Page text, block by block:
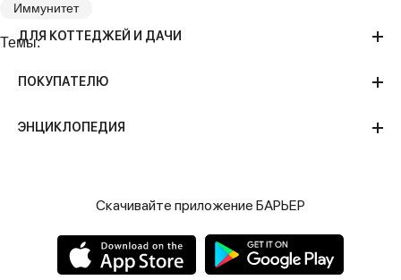
Иммунитет
Темы:ДЛЯ КОТТЕДЖЕЙ И ДАЧИ
ПОКУПАТЕЛЮ
ЭНЦИКЛОПЕДИЯ
Скачивайте приложение БАРЬЕР